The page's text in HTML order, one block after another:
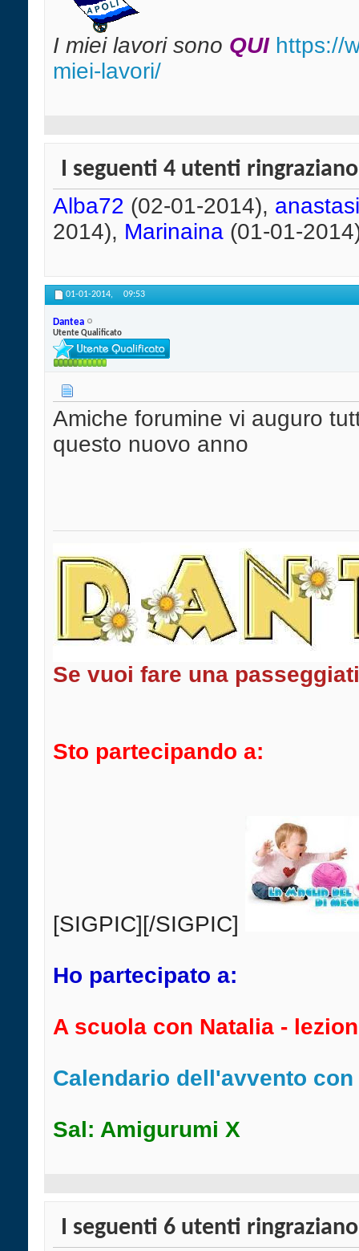
I miei lavori sono QUI https://
miei-lavori/
I seguenti 4 utenti
Alba72 (02-01-2014),
2014), Marinaina (01-01-
01-01-2014, 09:53
Dantea
Utente Qualificato
Amiche forumine vi auguro
questo nuovo anno
Se vuoi fare una
Sto partecipando a:
[SIGPIC][/SIGPIC]
Ho partecipato a:
A scuola con Natalia -
Calendario dell'avvento con
Sal: Amigurumi X
I seguenti 6 utenti